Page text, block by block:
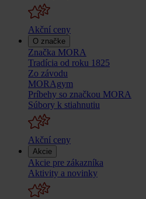
Akční ceny
O značke
Značka MORA
Tradícia od roku 1825
Zo závodu
MORAgym
Príbehy so značkou MORA
Súbory k stiahnutiu
Akční ceny
Akcie
Akcie pre zákazníka
Aktivity a novinky